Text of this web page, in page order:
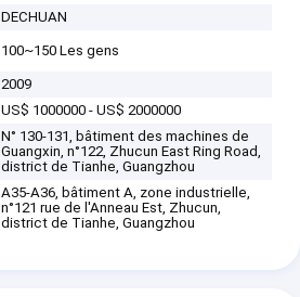
DECHUAN
100~150 Les gens
2009
US$ 1000000 - US$ 2000000
N° 130-131, bâtiment des machines de
Guangxin, n°122, Zhucun East Ring Road,
district de Tianhe, Guangzhou
A35-A36, bâtiment A, zone industrielle,
n°121 rue de l'Anneau Est, Zhucun,
district de Tianhe, Guangzhou